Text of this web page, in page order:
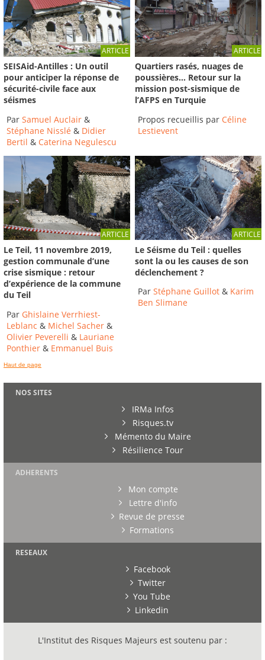
ARTICLE
SEISAid-Antilles : Un outil
pour anticiper la réponse de
sécurité-civile face aux
séismes
Par Samuel Auclair &
Stéphane Nisslé & Didier
Bertil & Caterina Negulescu
ARTICLE
Quartiers rasés, nuages de
poussières… Retour sur la
mission post-sismique de
l’AFPS en Turquie
Propos recueillis par Céline
Lestievent
ARTICLE
Le Teil, 11 novembre 2019,
gestion communale d’une
crise sismique : retour
d’expérience de la commune
du Teil
Par Ghislaine Verrhiest-
Leblanc & Michel Sacher &
Olivier Peverelli & Lauriane
Ponthier & Emmanuel Buis
ARTICLE
Le Séisme du Teil : quelles
sont la ou les causes de son
déclenchement ?
ParStéphane Guillot & Karim
Ben Slimane
Haut de page
NOS SITES
IRMa Infos
Risques.tv
Mémento du Maire
Résilience Tour
ADHERENTS
Mon compte
Lettre d'info
Revue de presse
Formations
RESEAUX
Facebook
Twitter
You Tube
Linkedin
L'Institut des Risques Majeurs est soutenu par :